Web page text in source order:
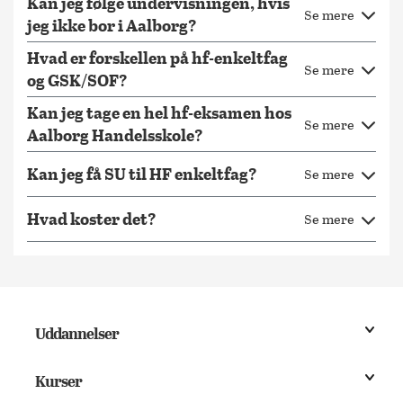
online.
Personlig feedback: Selvom du tager faget online, har du
altid adgang til vores dygtige undervisere, der kan hjælpe
dig.
Eksamen i Aalborg: Forløbet afsluttes med eksamen i
Aalborg.
jeg ikke bor i Aalborg?
Se mere
Hvad er forskellen på hf-enkeltfag
og GSK/SOF?
Se mere
Kan jeg tage en hel hf-eksamen hos
Aalborg Handelsskole?
Se mere
Kan jeg få SU til HF enkeltfag? Se mere
Hvad koster det? Se mere
Uddannelser
Kurser